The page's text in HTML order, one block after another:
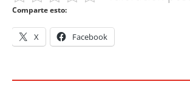
Comparte esto:
X Facebook